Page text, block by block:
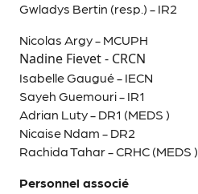
Gwladys Bertin (resp.) - IR2
Nicolas Argy - MCUPH
Nadine Fievet - CRCN
Isabelle Gaugué - IECN
Sayeh Guemouri - IR1
Adrian Luty - DR1 (MEDS )
Nicaise Ndam - DR2
Rachida Tahar - CRHC (MEDS )
Personnel associé